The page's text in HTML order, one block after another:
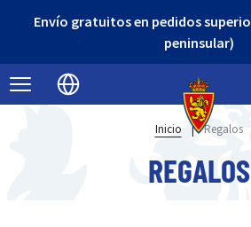
Envío gratuitos en pedidos
peninsular)
Seleccionar idioma
Inicio | Regalos
REGALOS